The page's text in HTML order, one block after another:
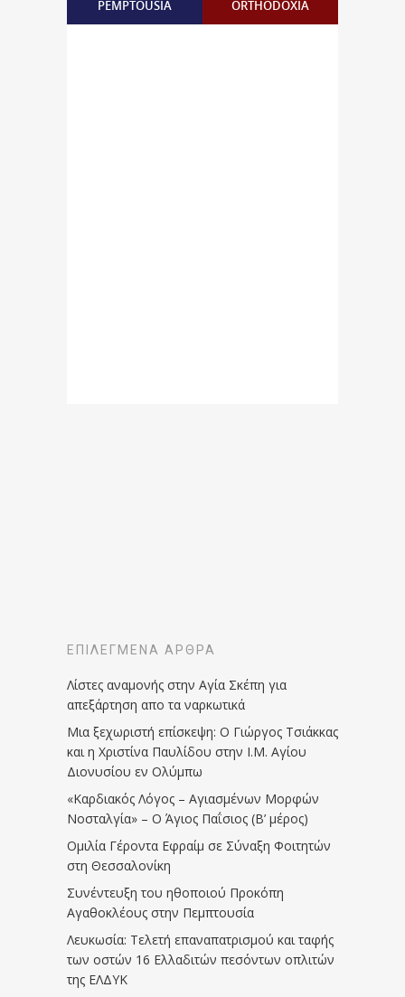
PEMPTOUSIA ORTHODOXIA
ΕΠΙΛΕΓΜΈΝΑ ΆΡΘΡΑ
Λίστες αναμονής στην Αγία Σκέπη για
απεξάρτηση απο τα ναρκωτικά
Μια ξεχωριστή επίσκεψη: Ο Γιώργος Τσιάκκας
και η Χριστίνα Παυλίδου στην Ι.Μ. Αγίου
Διονυσίου εν Ολύμπω
«Καρδιακός Λόγος – Αγιασμένων Μορφών
Νοσταλγία» – Ο Άγιος Παΐσιος (Β’ μέρος)
Ομιλία Γέροντα Εφραίμ σε Σύναξη Φοιτητών
στη Θεσσαλονίκη
Συνέντευξη του ηθοποιού Προκόπη
Αγαθοκλέους στην Πεμπτουσία
Λευκωσία: Τελετή επαναπατρισμού και ταφής
των οστών 16 Ελλαδιτών πεσόντων οπλιτών
της ΕΛΔΥΚ